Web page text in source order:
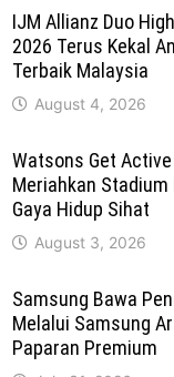
IJM Allianz Duo
2026 Terus Kekal
Terbaik Malaysia
August 4, 2026
Watsons Get
Meriahkan
Gaya Hidup Sihat
August 3, 2026
Samsung Bawa
Melalui Samsung
Paparan Premium